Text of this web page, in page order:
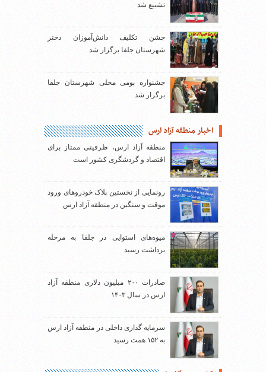
تشییع شد
جشن تکلیف دانش‌آموزان دختر
شهرستان جلفا برگزار شد
جشنواره بومی محلی شهرستان جلفا
برگزار شد
اخبار منطقه آزاد ارس
منطقه آزاد ارس، ظرفیتی ممتاز برای
اقتصاد و گردشگری کشور است
رونمایی از نخستین پلاک خودروهای ورود
موقت و سنگین در منطقه آزاد ارس
میوه‌های استوایی در جلفا به مرحله
برداشت رسید
صادرات ۲۰۰ میلیون دلاری منطقه آزاد
ارس در سال ۱۴۰۳
سرمایه گذاری داخلی در منطقه آزاد ارس
به ۱۵۲ همت رسید